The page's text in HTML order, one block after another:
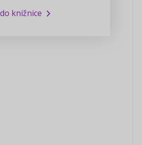
knižnice